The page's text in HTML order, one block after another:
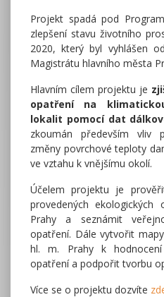
Projekt spadá pod
zlepšení stavu životního
2020, který byl vyhlášen
Magistrátu hlavního města
Hlavním cílem projektu je
opatření na
lokalit pomocí dat
zkoumán především vliv
změny povrchové teploty
ve vztahu k vnějšímu okolí.
Účelem projektu je
provedených
Prahy a seznámit
opatření. Dále vytvořit
hl. m. Prahy k hodnocení
opatření a podpořit tvorbu
Více se o projektu dozvíte